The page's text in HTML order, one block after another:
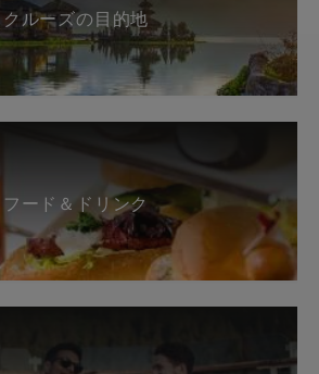
クルーズの目的地
フード＆ドリンク